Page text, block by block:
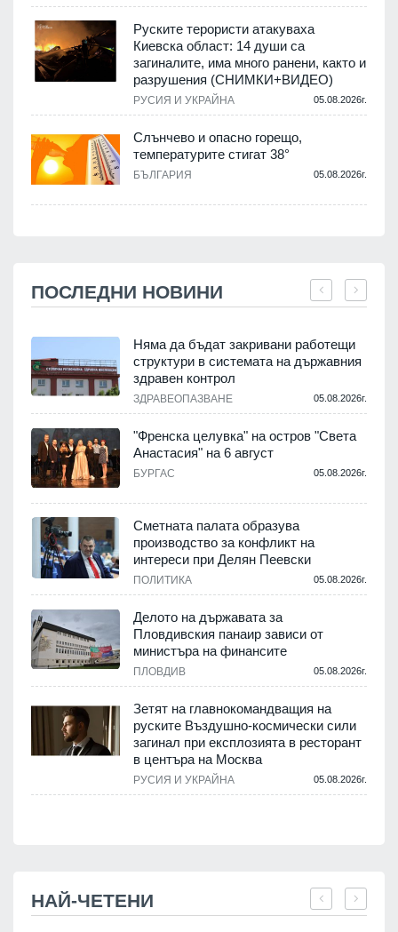
Руските терористи атакуваха
Киевска област: 14 души са
загиналите, има много ранени, както и
разрушения (СНИМКИ+ВИДЕО)
РУСИЯ И УКРАЙНА 05.08.2026г.
Слънчево и опасно горещо,
температурите стигат 38°
БЪЛГАРИЯ 05.08.2026г.
ПОСЛЕДНИ НОВИНИ
Няма да бъдат закривани работещи
структури в системата на държавния
здравен контрол
ЗДРАВЕОПАЗВАНЕ 05.08.2026г.
"Френска целувка" на остров "Света
Анастасия" на 6 август
БУРГАС 05.08.2026г.
Сметната палата образува
производство за конфликт на
интереси при Делян Пеевски
ПОЛИТИКА 05.08.2026г.
Делото на държавата за
Пловдивския панаир зависи от
министъра на финансите
ПЛОВДИВ 05.08.2026г.
Зетят на главнокомандващия на
руските Въздушно-космически сили
загинал при експлозията в ресторант
в центъра на Москва
РУСИЯ И УКРАЙНА 05.08.2026г.
НАЙ-ЧЕТЕНИ